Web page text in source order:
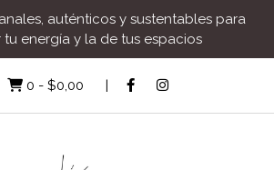
auténticos y sustentables para
energía y la de tus espacios
0 - $0,00